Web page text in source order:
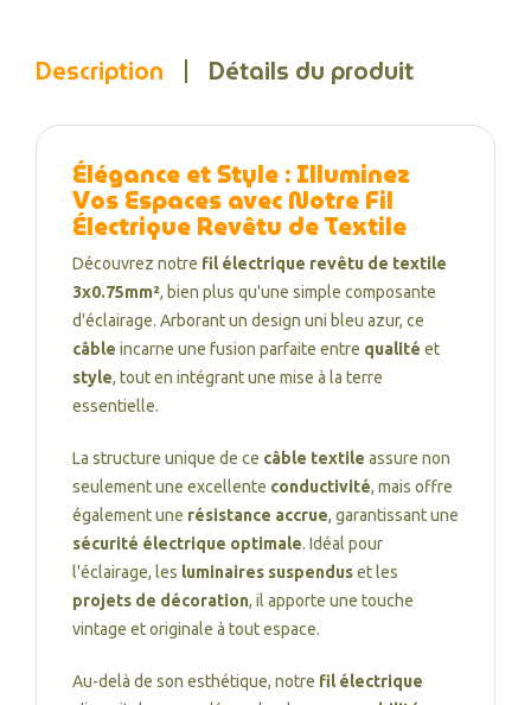
Description Détails du produit
Élégance et Style : Illuminez
Vos Espaces avec Notre Fil
Électrique Revêtu de Textile
Découvrez notre fil électrique revêtu de textile
3x0.75mm², bien plus qu'une simple composante
d'éclairage. Arborant un design uni bleu azur, ce
câble incarne une fusion parfaite entre qualité et
style, tout en intégrant une mise à la terre
essentielle.
La structure unique de ce câble textile assure non
seulement une excellente conductivité, mais offre
également une résistance accrue, garantissant une
sécurité électrique optimale. Idéal pour
l'éclairage, les luminaires suspenduset les
projets de décoration, il apporte une touche
vintage et originale à tout espace.
Au-delà de son esthétique, notre fil électrique